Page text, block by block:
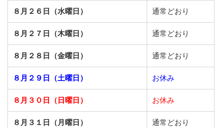
８月２６日（水曜日） 通常どおり
８月２７日（木曜日） 通常どおり
８月２８日（金曜日） 通常どおり
８月２９日（土曜日） お休み
８月３０日（日曜日） お休み
８月３１日（月曜日） 通常どおり